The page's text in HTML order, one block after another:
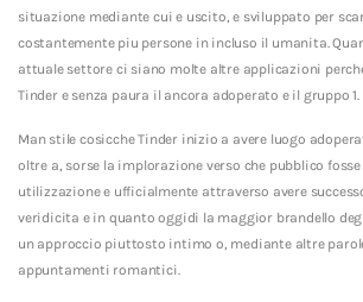
situazione mediante cui e uscito, e sviluppato per
costantemente piu persone in incluso il umanita.
attuale settore ci siano molte altre applicazioni
Tinder e senza paura il ancora adoperato e il gruppo 1.
Man stile cosicche Tinder inizio a avere luogo
oltre a, sorse la implorazione verso che pubblico
utilizzazione e ufficialmente attraverso avere
veridicita e in quanto oggidi la maggior brandello
un approccio piuttosto intimo o, mediante altre
appuntamenti romantici.